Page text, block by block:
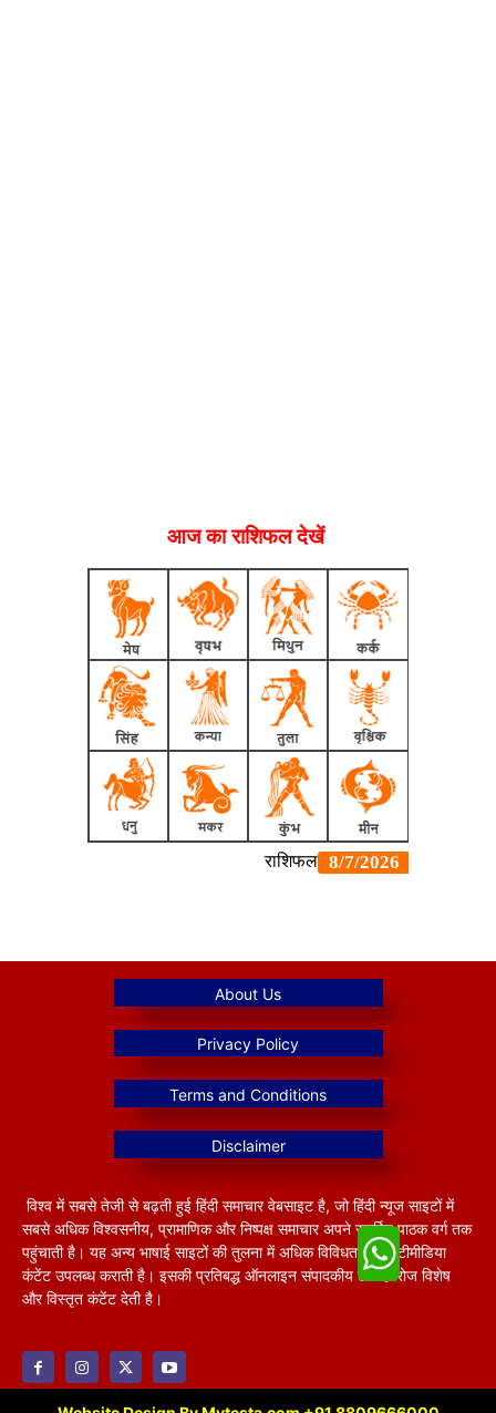
आज का राशिफल देखें
विश्व में सबसे तेजी से बढ़ती हुई हिंदी समाचार वेबसाइट है, जो हिंदी न्यूज साइटों में
सबसे अधिक विश्वसनीय, प्रामाणिक और निष्पक्ष समाचार अपने समर्पित पाठक वर्ग तक
पहुंचाती है। यह अन्य भाषाई साइटों की तुलना में अधिक विविधतापूर्ण मल्टीमीडिया
कंटेंट उपलब्ध कराती है। इसकी प्रतिबद्ध ऑनलाइन संपादकीय टीम हररोज विशेष
और विस्तृत कंटेंट देती है।